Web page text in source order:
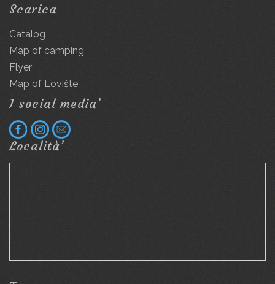
Scarica
Catalog
Map of camping
Flyer
Map of Lovište
I social media’
Località’